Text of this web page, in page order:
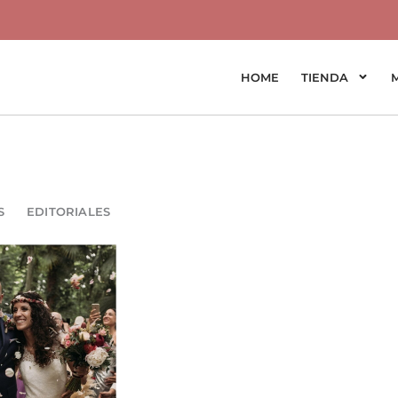
HOME TIENDA
EDITORIALES